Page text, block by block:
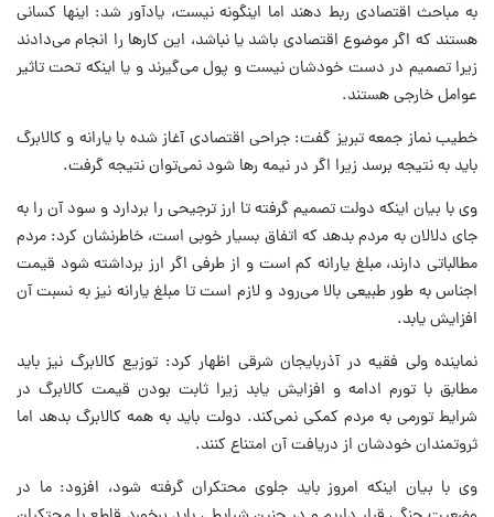
به مباحث اقتصادی ربط دهند اما اینگونه نیست، یادآور شد: اینها کسانی
هستند که اگر موضوع اقتصادی باشد یا نباشد، این کارها را انجام می‌دادند
زیرا تصمیم در دست خودشان نیست و پول می‌گیرند و یا اینکه تحت تاثیر
عوامل خارجی هستند.
خطیب نماز جمعه تبریز گفت: جراحی اقتصادی آغاز شده با یارانه و کالابرگ
باید به نتیجه برسد زیرا اگر در نیمه رها شود نمی‌توان نتیجه گرفت.
وی با بیان اینکه دولت تصمیم گرفته تا ارز ترجیحی را بردارد و سود آن را به
جای دلالان به مردم بدهد که اتفاق بسیار خوبی است، خاطرنشان کرد: مردم
مطالباتی دارند، مبلغ یارانه کم است و از طرفی اگر ارز برداشته شود قیمت
اجناس به طور طبیعی بالا می‌رود و لازم است تا مبلغ یارانه نیز به نسبت آن
افزایش یابد.
نماینده ولی فقیه در آذربایجان شرقی اظهار کرد: توزیع کالابرگ نیز باید
مطابق با تورم ادامه و افزایش یابد زیرا ثابت بودن قیمت کالابرگ در
شرایط تورمی به مردم کمکی نمی‌کند. دولت باید به همه کالابرگ بدهد اما
ثروتمندان خودشان از دریافت آن امتناع کنند.
وی با بیان اینکه امروز باید جلوی محتکران گرفته شود، افزود: ما در